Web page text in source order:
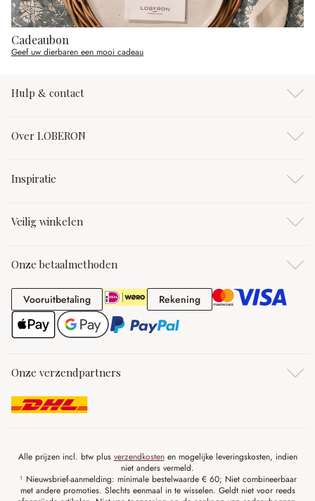
Cadeaubon
Geef uw dierbaren een mooi cadeau
Hulp & contact
Over LOBERON
Inspiratie
Veilig winkelen
Onze betaalmethoden
VooruitbetalingVooruitbetaling RekeningRekening
Onze verzendpartners
Alle prijzen incl. btw plus verzendkostenen mogelijke leveringskosten, indien
niet anders vermeld.
¹ Nieuwsbrief-aanmelding: minimale bestelwaarde € 60; Niet combineerbaar
met andere promoties. Slechts eenmaal in te wisselen. Geldt niet voor reeds